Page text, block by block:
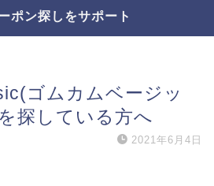
ポン探しをサポート
ゴムカムベージッ
探している方へ
2021年6月4日